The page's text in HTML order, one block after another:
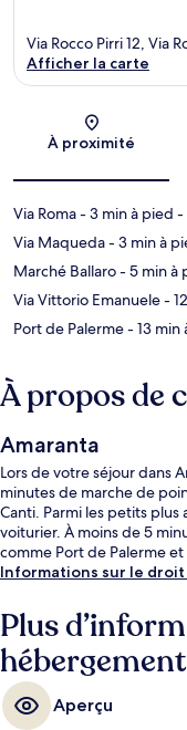
Via Rocco Pirri 12, Via
Afficher la carte
À proximité
Via Roma- 3 min à pied -
Via Maqueda- 3 min à
Marché Ballaro- 5 min à
Via Vittorio Emanuele-
Port de Palerme- 13 min
À propos de
Amaranta
Lors de votre séjour dans
minutes de marche de
Canti. Parmi les petits
voiturier. À moins de 5
comme Port de Palerme
Informations sur le
Plus
hébergement
Aperçu